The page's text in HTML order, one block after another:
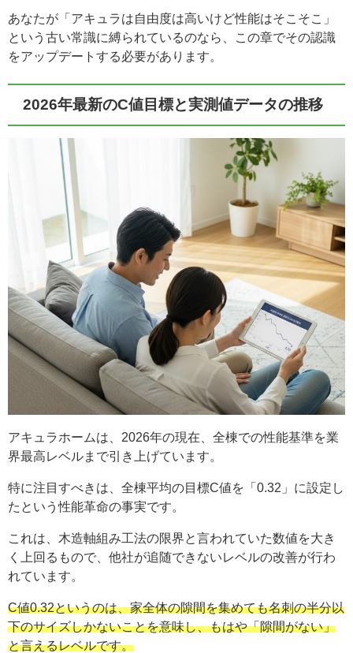
あなたが「アキュラは自由度は高いけど性能はそこそこ」
という古い常識に縛られているのなら、この章でその認識
をアップデートする必要があります。
2026年最新のC値目標と実測値データの推移
アキュラホームは、2026年の現在、全棟での性能基準を業
界最高レベルまで引き上げています。
特に注目すべきは、全棟平均の目標C値を「0.32」に設定し
たという性能革命の事実です。
これは、木造軸組み工法の限界と言われていた数値を大き
く上回るもので、他社が追随できないレベルの改善が行わ
れています。
C値0.32というのは、家全体の隙間を集めても名刺の半分以
下のサイズしかないことを意味し、もはや「隙間がない」
と言えるレベルです。